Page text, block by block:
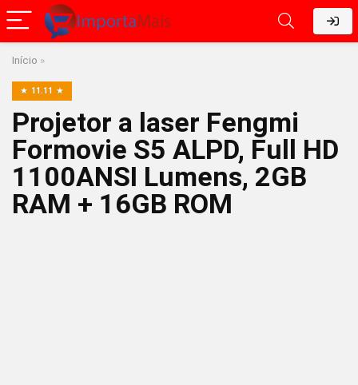
Início »
11.11
Projetor a laser Fengmi
Formovie S5 ALPD, Full HD
1100ANSI Lumens, 2GB
RAM + 16GB ROM